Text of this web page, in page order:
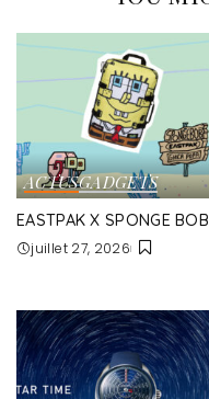
ACTUSGADGETS
EASTPAK X SPONGE BOB
juillet 27, 2026